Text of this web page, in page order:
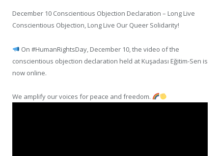
December 10 Conscientious Objection Declaration – Long Live
Conscientious Objection, Long Live Our Queer Solidarity!
On #HumanRightsDay, December 10, the video of the
conscientious objection declaration held at Kuşadası Eğitim-Sen is
now online.
We amplify our voices for peace and freedom.